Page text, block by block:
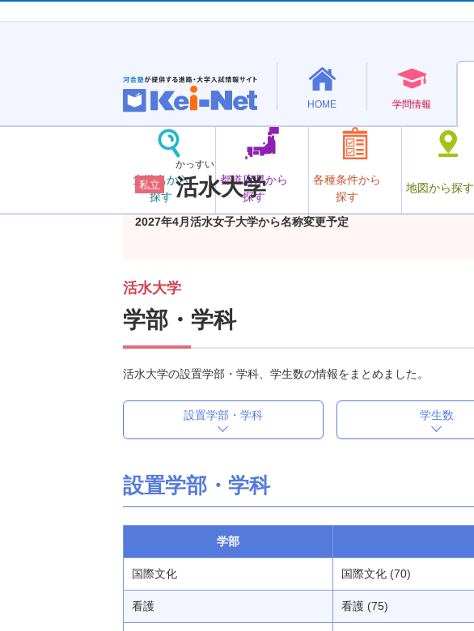
HOME 学問情報
大学名から
探す
都道府県から
探す
各種条件から
探す
地図から探す
私立
かっすい
活水大学
2027年4月活水女子大学から名称変更予定
活水大学
学部・学科
活水大学の設置学部・学科、学生数の情報をまとめました。
設置学部・学科 学生数
設置学部・学科
学部
国際文化 国際文化 (70)
看護 看護 (75)